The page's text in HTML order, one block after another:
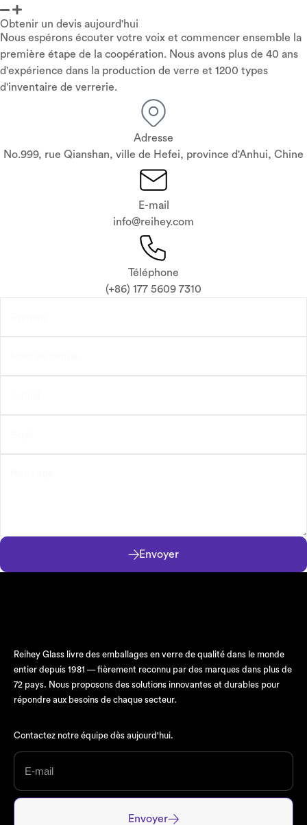
Obtenir un devis aujourd'hui
Nous espérons écouter votre voix et commencer ensemble la
première étape de la coopération. Nous avons plus de 40 ans
d'expérience dans la production de verre et 1200 types
d'inventaire de verrerie.
Adresse
No.999, rue Qianshan, ville de Hefei, province d'Anhui, Chine
E-mail
info@reihey.com
Téléphone
(+86) 177 5609 7310
Envoyer
Reihey Glass livre des emballages en verre de qualité dans le monde
entier depuis 1981 — fièrement reconnu par des marques dans plus de
72 pays. Nous proposons des solutions innovantes et durables pour
répondre aux besoins de chaque secteur.
Contactez notre équipe dès aujourd'hui.
Envoyer